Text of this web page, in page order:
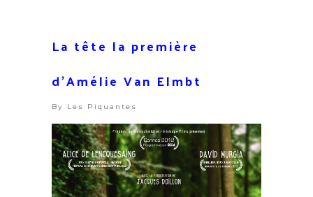
La tête la première
d’Amélie Van Elmbt
By Les Piquantes